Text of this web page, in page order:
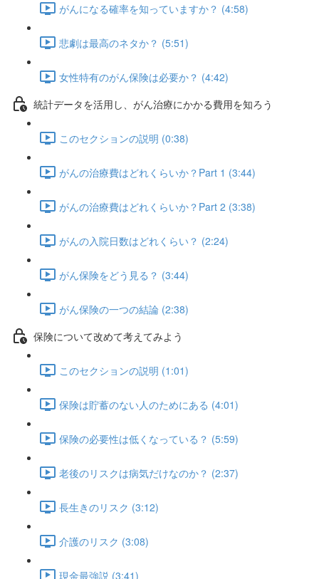
がんになる確率を知っていますか？ (4:58)
悲劇は最高のネタか？ (5:51)
女性特有のがん保険は必要か？ (4:42)
統計データを活用し、がん治療にかかる費用を知ろう
このセクションの説明 (0:38)
がんの治療費はどれくらいか？Part 1 (3:44)
がんの治療費はどれくらいか？Part 2 (3:38)
がんの入院日数はどれくらい？ (2:24)
がん保険をどう見る？ (3:44)
がん保険の一つの結論 (2:38)
保険について改めて考えてみよう
このセクションの説明 (1:01)
保険は貯蓄のない人のためにある (4:01)
保険の必要性は低くなっている？ (5:59)
老後のリスクは病気だけなのか？ (2:37)
長生きのリスク (3:12)
介護のリスク (3:08)
現金最強説 (3:41)